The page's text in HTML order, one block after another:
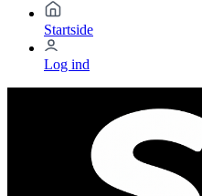
Startside
Log ind